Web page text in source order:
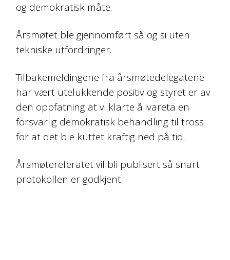
og demokratisk måte.
Årsmøtet ble gjennomført så og si uten
tekniske utfordringer.
Tilbakemeldingene fra årsmøtedelegatene
har vært utelukkende positiv og styret er av
den oppfatning at vi klarte å ivareta en
forsvarlig demokratisk behandling til tross
for at det ble kuttet kraftig ned på tid.
Årsmøtereferatet vil bli publisert så snart
protokollen er godkjent.